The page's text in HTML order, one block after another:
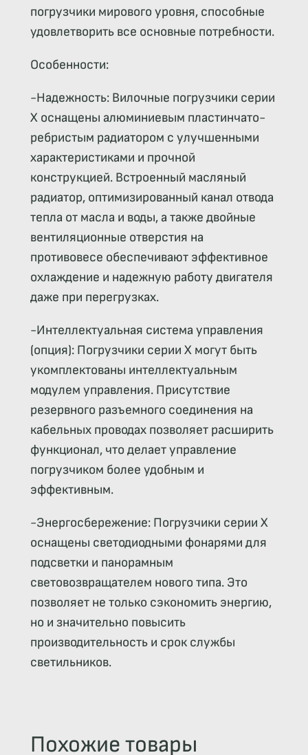
погрузчики мирового уровня, способные
удовлетворить все основные потребности.
Особенности:
-Надежность: Вилочные погрузчики серии
X оснащены алюминиевым пластинчато-
ребристым радиатором с улучшенными
характеристиками и прочной
конструкцией. Встроенный масляный
радиатор, оптимизированный канал отвода
тепла от масла и воды, а также двойные
вентиляционные отверстия на
противовесе обеспечивают эффективное
охлаждение и надежную работу двигателя
даже при перегрузках.
-Интеллектуальная система управления
(опция): Погрузчики серии X могут быть
укомплектованы интеллектуальным
модулем управления. Присутствие
резервного разъемного соединения на
кабельных проводах позволяет расширить
функционал, что делает управление
погрузчиком более удобным и
эффективным.
-Энергосбережение: Погрузчики серии X
оснащены светодиодными фонарями для
подсветки и панорамным
световозвращателем нового типа. Это
позволяет не только сэкономить энергию,
но и значительно повысить
производительность и срок службы
светильников.
Похожие товары